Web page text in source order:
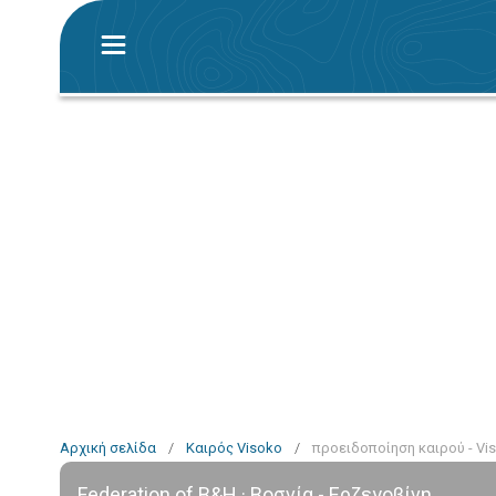
Αρχική σελίδα / Καιρός Visoko / προειδοποίηση καιρού -